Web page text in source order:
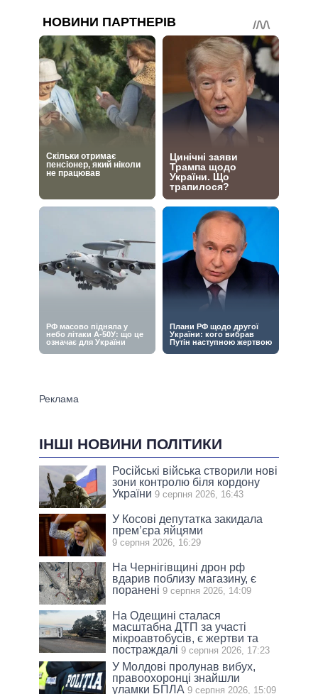
ІНШІ НОВИНИ ПОЛІТИКИ
Російські війська створили нові
зони контролю біля кордону
України 9 серпня 2026, 16:43
У Косові депутатка закидала
прем’єра яйцями
9 серпня 2026, 16:29
На Чернігівщині дрон рф
вдарив поблизу магазину, є
поранені 9 серпня 2026, 14:09
На Одещині сталася
масштабна ДТП за участі
мікроавтобусів, є жертви та
постраждалі 9 серпня 2026, 17:23
У Молдові пролунав вибух,
правоохоронці знайшли
уламки БПЛА 9 серпня 2026, 15:09